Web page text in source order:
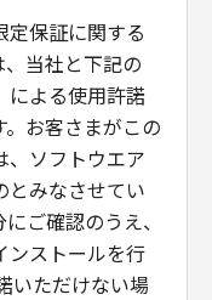
定保証に関する
当社と下記の
による使用許諾
お客さまがこの
、ソフトウエア
とみなさせてい
ご確認のうえ、
ンストールを行
いただけない場